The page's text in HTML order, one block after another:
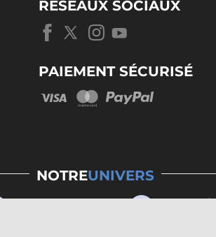
RÉSEAUX SOCIAUX
PAIEMENT SÉCURISÉ
NOTREUNIVERS